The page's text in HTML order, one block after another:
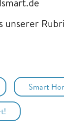
unserer
Smart